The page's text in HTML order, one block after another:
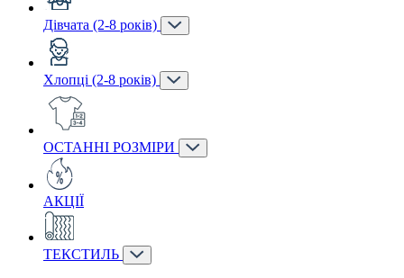
Дівчата (2-8 років)
Хлопці (2-8 років)
ОСТАННІ РОЗМІРИ
АКЦІЇ
ТЕКСТИЛЬ